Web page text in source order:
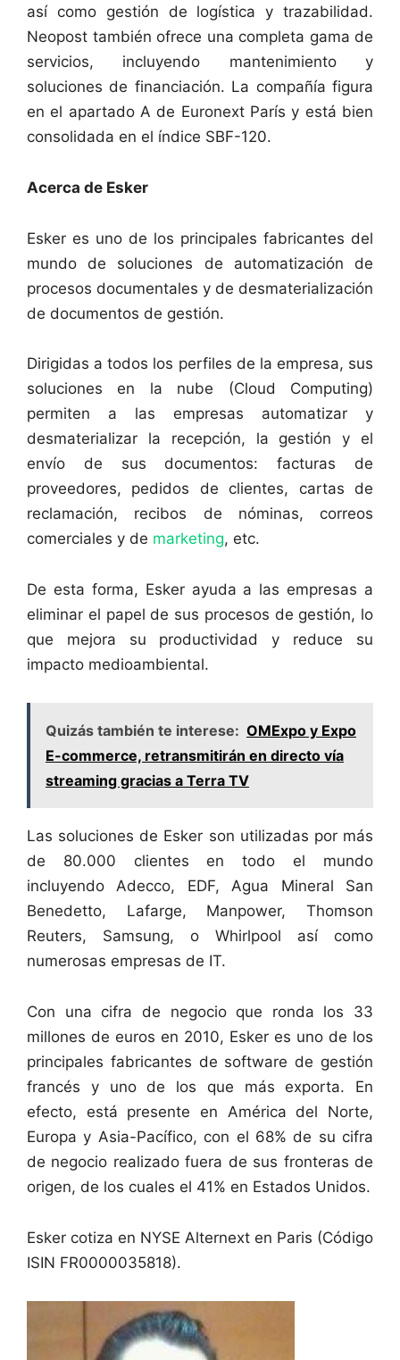
así como gestión de logística y trazabilidad.
Neopost también ofrece una completa gama de
servicios, incluyendo mantenimiento y
soluciones de financiación. La compañía figura
en el apartado A de Euronext París y está bien
consolidada en el índice SBF-120.
Acerca de Esker
Esker es uno de los principales fabricantes del
mundo de soluciones de automatización de
procesos documentales y de desmaterialización
de documentos de gestión.
Dirigidas a todos los perfiles de la empresa, sus
soluciones en la nube (Cloud Computing)
permiten a las empresas automatizar y
desmaterializar la recepción, la gestión y el
envío de sus documentos: facturas de
proveedores, pedidos de clientes, cartas de
reclamación, recibos de nóminas, correos
comerciales y de marketing, etc.
De esta forma, Esker ayuda a las empresas a
eliminar el papel de sus procesos de gestión, lo
que mejora su productividad y reduce su
impacto medioambiental.
Quizás también te interese: OMExpo y Expo
E-commerce, retransmitirán en directo vía
streaming gracias a Terra TV
Las soluciones de Esker son utilizadas por más
de 80.000 clientes en todo el mundo
incluyendo Adecco, EDF, Agua Mineral San
Benedetto, Lafarge, Manpower, Thomson
Reuters, Samsung, o Whirlpool así como
numerosas empresas de IT.
Con una cifra de negocio que ronda los 33
millones de euros en 2010, Esker es uno de los
principales fabricantes de software de gestión
francés y uno de los que más exporta. En
efecto, está presente en América del Norte,
Europa y Asia-Pacífico, con el 68% de su cifra
de negocio realizado fuera de sus fronteras de
origen, de los cuales el 41% en Estados Unidos.
Esker cotiza en NYSE Alternext en Paris (Código
ISIN FR0000035818).